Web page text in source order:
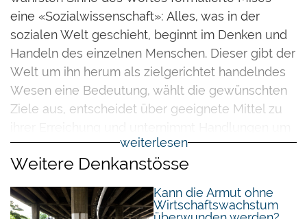
eine «Sozialwissenschaft»: Alles, was in der
sozialen Welt geschieht, beginnt im Denken und
Handeln des einzelnen Menschen. Dieser gibt der
Welt um ihn herum als zielgerichtet handelndes
Wesen eine Bedeutung, wählt die gewünschten
Ziele aus, entscheidet über geeignete Mittel zu
seine Pläne zu verwirklichen.
Hervorhebung der wesentlichen Bedeutung der
wirtschaftlichen Kalkulation. Die Institution der
weiterlesen
Weitere Denkanstösse
Kann die Armut ohne
Wirtschaftswachstum